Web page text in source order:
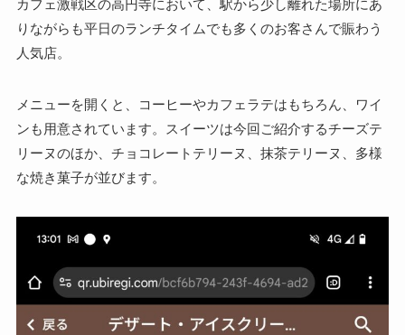
カフェ激戦区の高円寺において、駅から少し離れた場所にあ
りながらも平日のランチタイムでも多くのお客さんで賑わう
人気店。
メニューを開くと、コーヒーやカフェラテはもちろん、ワイ
ンも用意されています。スイーツは今回ご紹介するチーズテ
リーヌのほか、チョコレートテリーヌ、抹茶テリーヌ、多様
な焼き菓子が並びます。